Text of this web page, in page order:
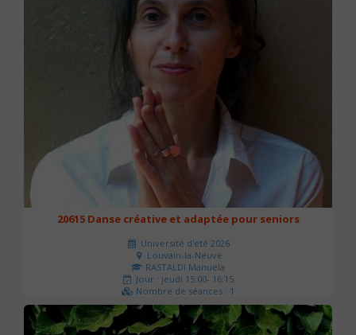
20615 Danse créative et adaptée pour seniors
Université d'été 2026
Louvain-la-Neuve
RASTALDI Manuela
Jour : jeudi 15:00- 16:15
Nombre de séances : 1
0 €